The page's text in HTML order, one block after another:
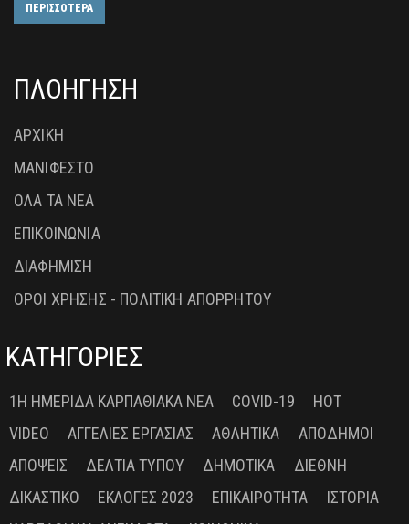
ΠΕΡΙΣΣΟΤΕΡΑ
ΠΛΟΗΓΗΣΗ
ΑΡΧΙΚΗ
ΜΑΝΙΦΕΣΤΟ
ΟΛΑ ΤΑ ΝΕΑ
ΕΠΙΚΟΙΝΩΝΙΑ
ΔΙΑΦΗΜΙΣΗ
ΟΡΟΙ ΧΡΗΣΗΣ - ΠΟΛΙΤΙΚΗ ΑΠΟΡΡΗΤΟΥ
ΚΑΤΗΓΟΡΙΕΣ
1Η ΗΜΕΡΊΔΑ ΚΑΡΠΑΘΙΑΚΆ ΝΈΑ COVID-19
HOT
VIDEO
ΑΓΓΕΛΊΕΣ ΕΡΓΑΣΊΑΣ ΑΘΛΗΤΙΚΆ
ΑΠΌΔΗΜΟΙ
ΑΠΌΨΕΙΣ
ΔΕΛΤΊΑ ΤΎΠΟΥ ΔΗΜΟΤΙΚΆ
ΔΙΕΘΝΉ
ΔΙΚΑΣΤΙΚΌ
ΕΚΛΟΓΈΣ 2023 ΕΠΙΚΑΙΡΌΤΗΤΑ
ΙΣΤΟΡΊΑ